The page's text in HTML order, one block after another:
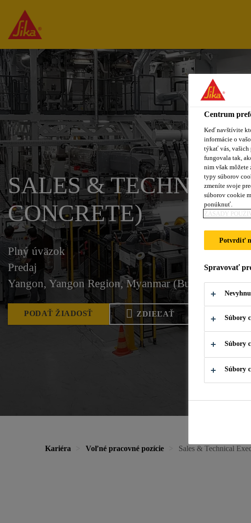
SALES &
CONCRETE)
Plný úväzok
Predaj
Yangon, Yangon Region, Myanmar (Burma)
PODAŤ ŽIADOSŤ ZDIEĽAŤ
Kariéra Voľné pracovné pozície Sales & Technical
Centrum
Keď navštívite
informácie o
týkať vás, vašich
fungovala tak,
nim však
typy súborov
zmeníte svoje
súborov cookie
ponúknuť.
ZÁSADY
Potvrdiť
Spravovať
Súbory
Súbory
Súbory